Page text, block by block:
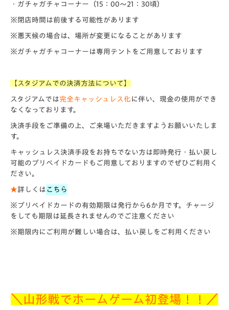
・ガチャガチャコーナー（15：00～21：30頃）
※閉店時間は前後する可能性があります
※悪天候の場合は、場所が変更になることがあります
※ガチャガチャコーナーは専用テントをご用意しております
【スタジアムでの決済方法について】
スタジアムでは完全キャッシュレス化 に伴い、現金の使用ができ
なくなっております。
決済手段をご準備の上、ご来場いただきますようお願いいたしま
す。
キャッシュレス決済手段をお持ちでない方は即時発行・払い戻し
可能のプリペイドカードもご用意しておりますのでぜひご利用く
ださい。
★詳しくは こちら
※プリペイドカードの有効期限は発行から6か月です。チャージ
をしても期限は延長されませんのでご注意ください
※期限内にご利用が難しい場合は、払い戻しをご利用ください
＼山形戦でホームゲーム初登場！！／